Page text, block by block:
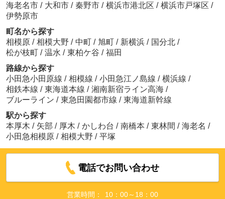
海老名市 / 大和市 / 秦野市 / 横浜市港北区 / 横浜市戸塚区 /
伊勢原市
町名から探す
相模原 / 相模大野 / 中町 / 旭町 / 新横浜 / 国分北 /
松が枝町 / 温水 / 東柏ケ谷 / 福田
路線から探す
小田急小田原線 / 相模線 / 小田急江ノ島線 / 横浜線 /
相鉄本線 / 東海道本線 / 湘南新宿ライン高海 /
ブルーライン / 東急田園都市線 / 東海道新幹線
駅から探す
本厚木 / 矢部 / 厚木 / かしわ台 / 南橋本 / 東林間 / 海老名 /
小田急相模原 / 相模大野 / 平塚
電話でお問い合わせ
営業時間： 10：00～18：00